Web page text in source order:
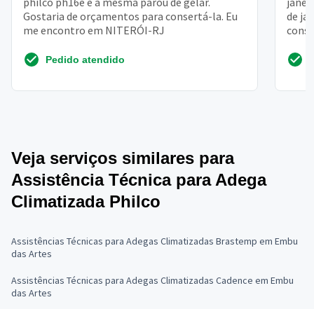
Gostaria de orçamentos para consertá-la. Eu
me encontro em NITERÓI-RJ
Pedido atendido
de
Veja serviços similares para
Assistência Técnica para Adega
Climatizada Philco
Assistências Técnicas para Adegas Climatizadas Brastemp em Embu
das Artes
Assistências Técnicas para Adegas Climatizadas Cadence em Embu
das Artes